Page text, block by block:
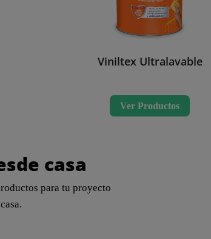
Viniltex Ultralavable
Ver Productos
casa
para tu proyecto